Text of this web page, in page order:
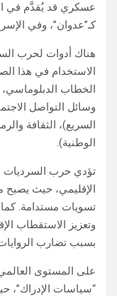
عسكري قد يُقدَّم في
كـ”عدوان”، وفي
هناك أدوات لحرب
الاستخدام في هذا
الخطاب الدبلوماسي،
وسائل التواصل
السريع)، الثقافة
الوطنية).
تؤدي حرب السرديات
الإقليمي، حيث يصبح
تسويات مستدامة. كما
وتعزيز الاستقطاب
بسبب تضارب
على المستوى
“سياسات الإدراك”،